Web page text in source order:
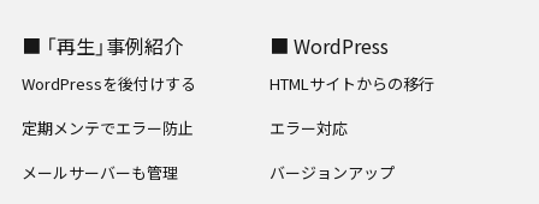
■ 「再生」事例紹介
WordPressを後付けする
定期メンテでエラー防止
メールサーバーも管理
■ WordPress
HTMLサイトからの移行
エラー対応
バージョンアップ